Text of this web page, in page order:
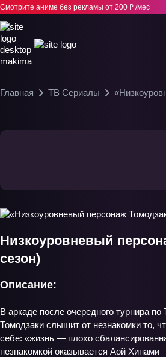
Смотрите аниме без рекламы от 200 ₽ /мес
Главная ТВ Сериалы
Низкоуровневый
сезон)
Описание:
В аркаде после очередного турнира
Томодзаки слышит от незнакомки то,
себе: «жизнь — плохо
незнакомкой оказывается Аой Хинами